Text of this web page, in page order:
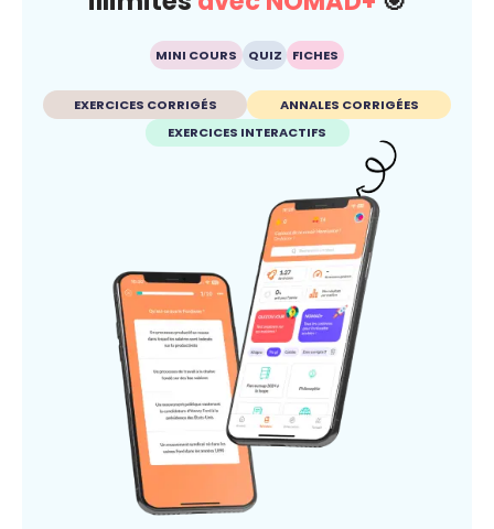
MINI COURS QUIZ FICHES
EXERCICES CORRIGÉS
ANNALES CORRIGÉES
EXERCICES INTERACTIFS